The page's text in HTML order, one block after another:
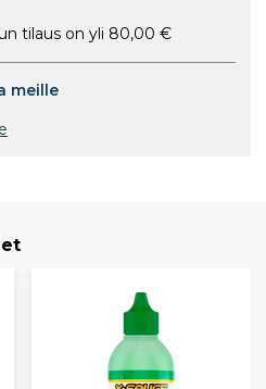
tilaus on yli 80,00 €
meille